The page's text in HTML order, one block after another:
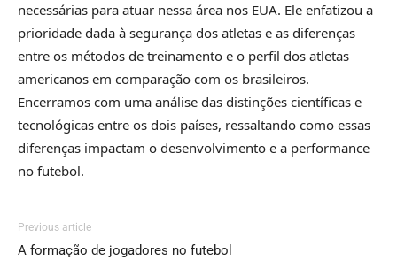
necessárias para atuar nessa área nos EUA. Ele enfatizou a
prioridade dada à segurança dos atletas e as diferenças
entre os métodos de treinamento e o perfil dos atletas
americanos em comparação com os brasileiros.
Encerramos com uma análise das distinções científicas e
tecnológicas entre os dois países, ressaltando como essas
diferenças impactam o desenvolvimento e a performance
no futebol.
Previous article
A formação de jogadores no futebol